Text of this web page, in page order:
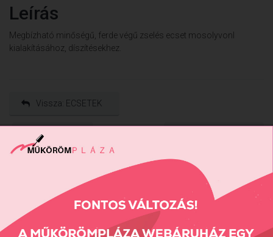
Leírás
Megbízható minőségű, ferde végű zselés ecset mosolyvonl
kialakításához, díszítésekhez.
Vissza: ECSETEK
Előző termék
Részletes Kereső